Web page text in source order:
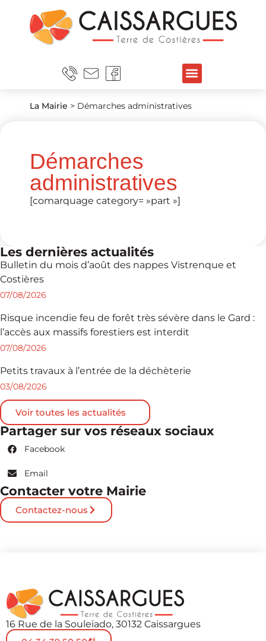
La Mairie > Démarches administratives
Démarches
administratives
[comarquage category= »part »]
Les dernières actualités
Bulletin du mois d’août des nappes Vistrenque et
Costières
07/08/2026
Risque incendie feu de forêt très sévère dans le Gard :
l’accès aux massifs forestiers est interdit
07/08/2026
Petits travaux à l’entrée de la déchèterie
03/08/2026
Voir toutes les actualités
Partager sur vos réseaux sociaux
Facebook
Email
Contacter votre Mairie
Contactez-nous
16 Rue de la Souleïado, 30132 Caissargues